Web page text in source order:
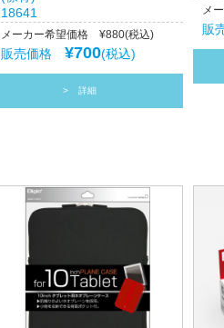
18641
メーカー希望価格 ¥880(税込)
販売価格 ¥700(税込)
詳細
メ
販